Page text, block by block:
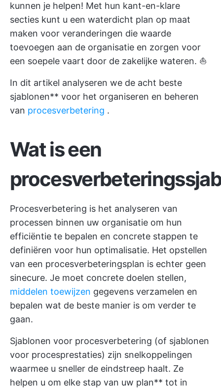
kunnen je helpen! Met hun kant-en-klare
secties kunt u een waterdicht plan op maat
maken voor veranderingen die waarde
toevoegen aan de organisatie en zorgen voor
een soepele vaart door de zakelijke wateren. ⛵
In dit artikel analyseren we de acht beste
sjablonen** voor het organiseren en beheren
van procesverbetering .
Wat is een
Procesverbetering is het analyseren van
processen binnen uw organisatie om hun
efficiëntie te bepalen en concrete stappen te
definiëren voor hun optimalisatie. Het opstellen
van een procesverbeteringsplan is echter geen
sinecure. Je moet concrete doelen stellen,
middelen toewijzen gegevens verzamelen en
bepalen wat de beste manier is om verder te
gaan.
Sjablonen voor procesverbetering (of sjablonen
voor procesprestaties) zijn snelkoppelingen
waarmee u sneller de eindstreep haalt. Ze
helpen u om elke stap van uw plan** tot in